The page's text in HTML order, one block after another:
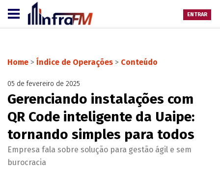
ENTRAR
Home > Índice de Operações > Conteúdo
05 de fevereiro de 2025
Gerenciando instalações com
QR Code inteligente da Uaipe:
tornando simples para todos
Empresa fala sobre solução para gestão ágil e sem
burocracia